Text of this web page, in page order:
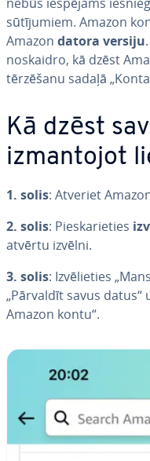
sū­tī­ju­miem. Amazon
Amazon datora versiju
no­s­kaid­ro, kā dzēst
tērzēšanu sadaļā
Kā dzēst
iz­man­to­jot
1. solis: Atveriet
2. solis: Pie­ska­rie­ties
atvērtu izvēlni.
3. solis: Iz­vē­lie­ties
„Pārvaldīt savus datus“
Amazon kontu“.